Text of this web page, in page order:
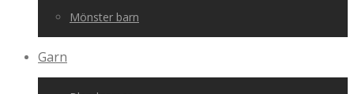
Mönster barn
Garn